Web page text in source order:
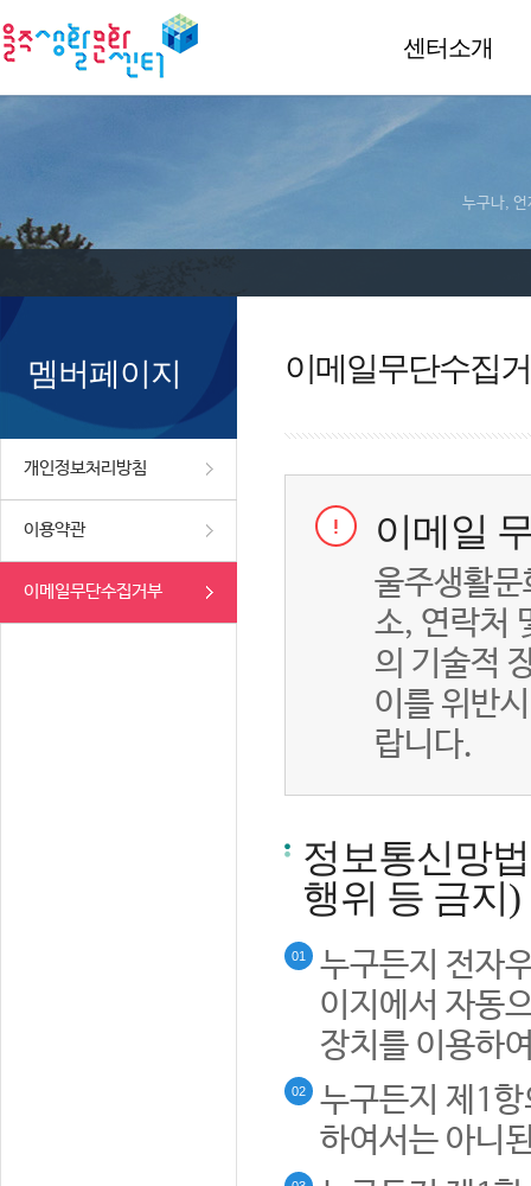
센터소개
누구나, 언
멤버페이지
개인정보처리방침
이용약관
이메일무단수집거부
이메일무단수집
이메일
울주생활
소, 연락처
의 기술적
이를 위반
랍니다.
정보통신망
행위 등 금지)
01
누구든지 전자
이지에서 자동
장치를 이용하
02
누구든지 제1
하여서는 아니